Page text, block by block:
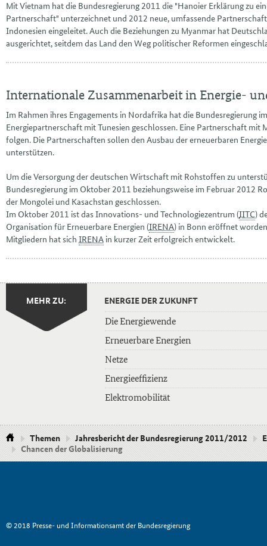
Mit Vietnam hat die Bundesregierung 2011 die "Hanoier Erklärung zu
Partnerschaft" unterzeichnet und 2012 neue, umfassende
Indonesien eingeleitet. Auch die Beziehungen zu Myanmar hat
ausgerichtet, seitdem das Land den Weg politischer Reformen
Internationale Zusammenarbeit in Energie-
Im Rahmen ihres Engagements in Nordafrika hat die Bundesregierung
Energiepartnerschaft mit Tunesien geschlossen. Eine Partnerschaft mit
folgen. Die Partnerschaften sollen den Ausbau der erneuerbaren
unterstützen.
Um die Versorgung der deutschen Wirtschaft mit Rohstoffen zu
Bundesregierung im Oktober 2011 beziehungsweise im Februar 2012
der Mongolei und Kasachstan geschlossen.
Im Oktober 2011 ist das Innovations- und Technologiezentrum (IITC)
Organisation für Erneuerbare Energien (IRENA) in Bonn eröffnet
Mitgliedern hat sich IRENA in kurzer Zeit erfolgreich entwickelt.
MEHR ZU: ENERGIE DER ZUKUNFT
Die Energiewende
Erneuerbare Energien
Netze
Energieeffizienz
Elektromobilität
Themen Jahresbericht der Bundesregierung 2011/2012
Chancen der Globalisierung
© 2018 Presse- und Informationsamt der Bundesregierung